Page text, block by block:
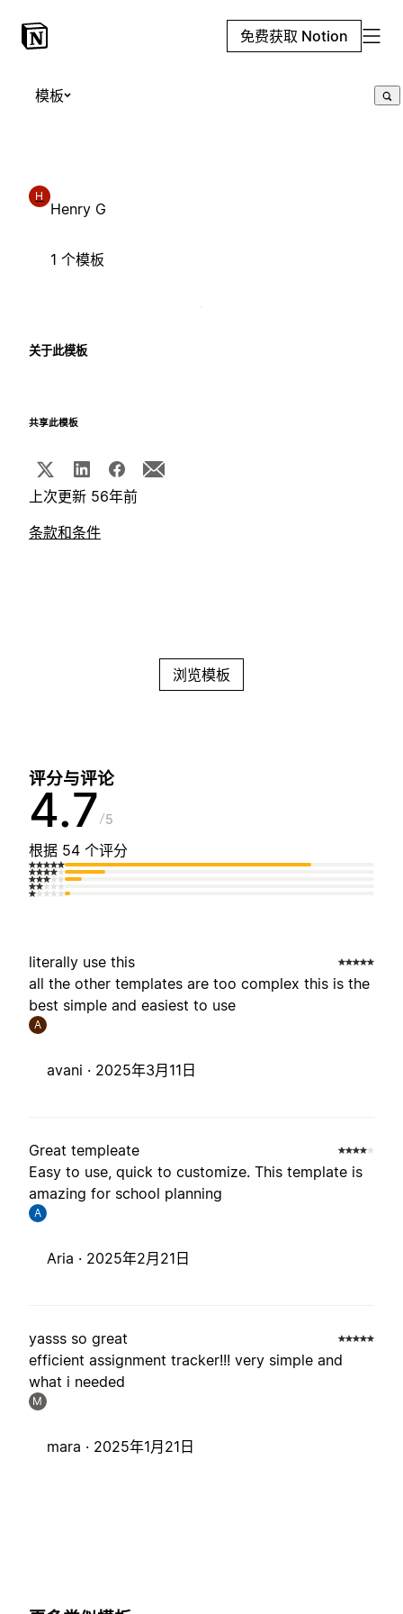
免费获取 Notion
模板
H
Henry G
1 个模板
关于此模板
共享此模板
上次更新 56年前
条款和条件
浏览模板
评分与评论
4.7 5
根据 54 个评分
literally use this
all the other templates are too complex this is the
best simple and easiest to use
A
avani · 2025年3月11日
Great templeate
Easy to use, quick to customize. This template is
amazing for school planning
A
Aria · 2025年2月21日
yasss so great
efficient assignment tracker!!! very simple and
what i needed
M
mara · 2025年1月21日